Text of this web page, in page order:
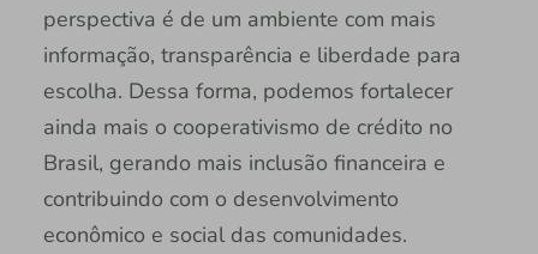
perspectiva é de um ambiente com mais
informação, transparência e liberdade para
escolha. Dessa forma, podemos fortalecer
ainda mais o cooperativismo de crédito no
Brasil, gerando mais inclusão financeira e
contribuindo com o desenvolvimento
econômico e social das comunidades.